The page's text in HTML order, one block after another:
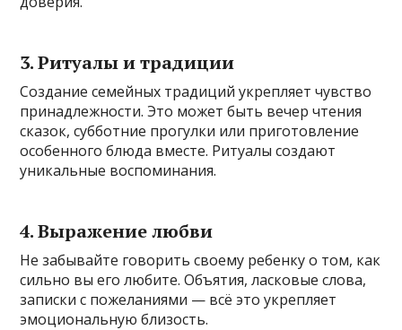
3.Ритуалы и традиции
Создание семейных традиций укрепляет чувство
принадлежности. Это может быть вечер чтения
сказок, субботние прогулки или приготовление
особенного блюда вместе. Ритуалы создают
уникальные воспоминания.
4.Выражение любви
Не забывайте говорить своему ребенку о том, как
сильно вы его любите. Объятия, ласковые слова,
записки с пожеланиями — всё это укрепляет
эмоциональную близость.